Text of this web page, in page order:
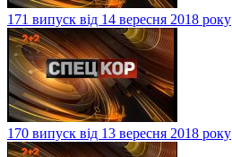
171 випуск від 14 вересня 2018 року
170 випуск від 13 вересня 2018 року